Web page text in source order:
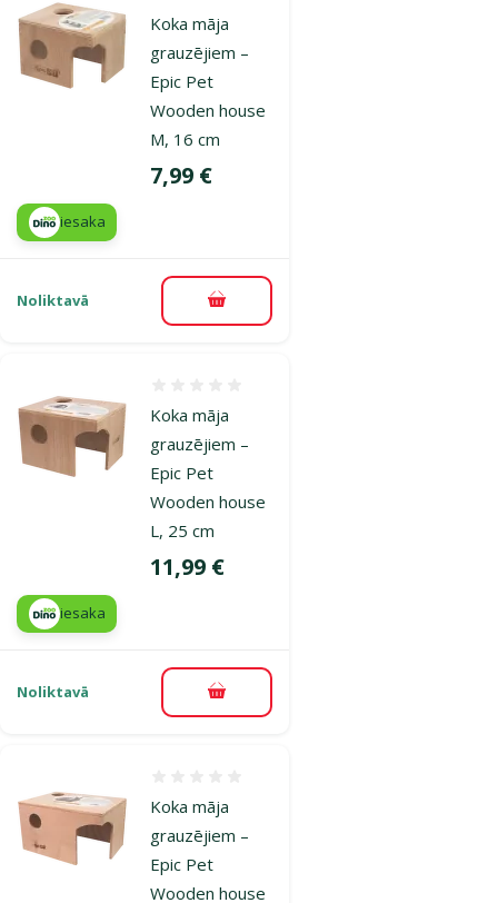
Koka māja
grauzējiem –
Epic Pet
Wooden house
M, 16 cm
Cena
7,99 €
iesaka
Noliktavā Pievienot grozam
Koka māja
grauzējiem –
Epic Pet
Wooden house
L, 25 cm
Cena
11,99 €
iesaka
Noliktavā Pievienot grozam
Koka māja
grauzējiem –
Epic Pet
Wooden house